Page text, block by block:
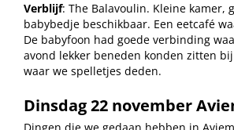
Verblijf: The Balavoulin. Kleine kamer,
babybedje beschikbaar. Een eetcafé
De babyfoon had goede verbinding
avond lekker beneden konden zitten
waar we spelletjes deden.
Dinsdag 22 november